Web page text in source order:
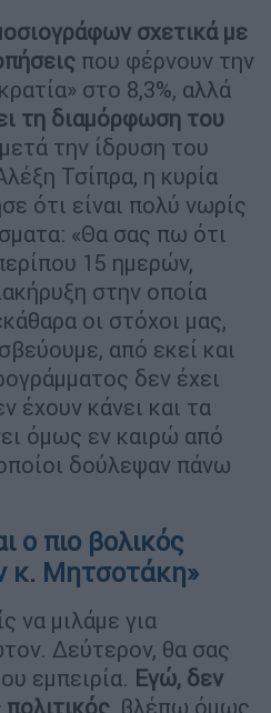
σχετικά με
που φέρνουν την
στο 8,3%, αλλά
τη διαμόρφωση του
μετά την ίδρυση του
Τσίπρα, η κυρία
ότι είναι πολύ νωρίς
«Θα σας πω ότι
15 ημερών,
στην οποία
οι στόχοι μας,
από εκεί και
δεν έχει
έχουν κάνει και τα
όμως εν καιρώ από
δούλεψαν πάνω
ο πιο βολικός
κ. Μητσοτάκη»
να μιλάμε για
Δεύτερον, θα σας
εμπειρία. Εγώ, δεν
πολιτικός, βλέπω όμως